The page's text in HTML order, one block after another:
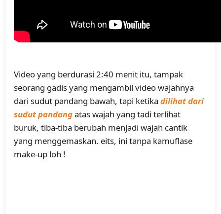
Video yang berdurasi 2:40 menit itu, tampak
seorang gadis yang mengambil video wajahnya
dari sudut pandang bawah, tapi ketika dilihat dari
sudut pandangatas wajah yang tadi terlihat
buruk, tiba-tiba berubah menjadi wajah cantik
yang menggemaskan. eits, ini tanpa kamuflase
make-up loh !